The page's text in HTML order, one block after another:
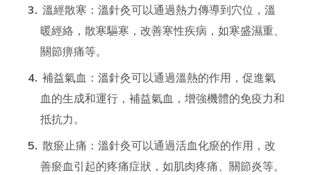
溫經散寒：溫針灸可以通過熱力傳導到穴位，溫
暖經絡，散寒驅寒，改善寒性疾病，如寒盛濕重、
關節痹痛等。
補益氣血：溫針灸可以通過溫熱的作用，促進氣
血的生成和運行，補益氣血，增強機體的免疫力和
抵抗力。
散瘀止痛：溫針灸可以通過活血化瘀的作用，改
善瘀血引起的疼痛症狀，如肌肉疼痛、關節炎等。